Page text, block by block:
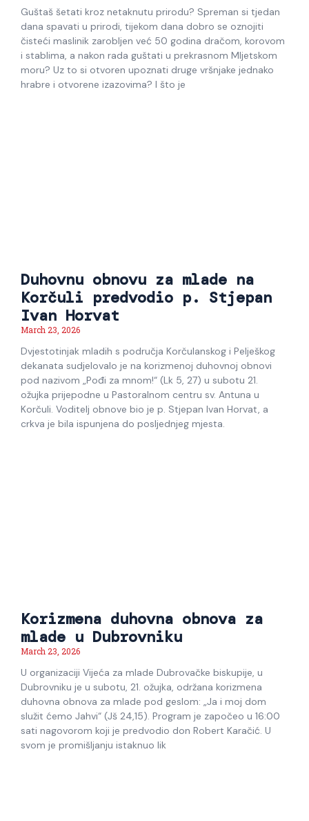
Guštaš šetati kroz netaknutu prirodu? Spreman si tjedan
dana spavati u prirodi, tijekom dana dobro se oznojiti
čisteći maslinik zarobljen već 50 godina dračom, korovom
i stablima, a nakon rada guštati u prekrasnom Mljetskom
moru? Uz to si otvoren upoznati druge vršnjake jednako
hrabre i otvorene izazovima? I što je
Duhovnu obnovu za mlade na
Korčuli predvodio p. Stjepan
Ivan Horvat
March 23, 2026
Dvjestotinjak mladih s područja Korčulanskog i Pelješkog
dekanata sudjelovalo je na korizmenoj duhovnoj obnovi
pod nazivom „Pođi za mnom!“ (Lk 5, 27) u subotu 21.
ožujka prijepodne u Pastoralnom centru sv. Antuna u
Korčuli. Voditelj obnove bio je p. Stjepan Ivan Horvat, a
crkva je bila ispunjena do posljednjeg mjesta.
Korizmena duhovna obnova za
mlade u Dubrovniku
March 23, 2026
U organizaciji Vijeća za mlade Dubrovačke biskupije, u
Dubrovniku je u subotu, 21. ožujka, održana korizmena
duhovna obnova za mlade pod geslom: „Ja i moj dom
služit ćemo Jahvi“ (Jš 24,15). Program je započeo u 16:00
sati nagovorom koji je predvodio don Robert Karačić. U
svom je promišljanju istaknuo lik